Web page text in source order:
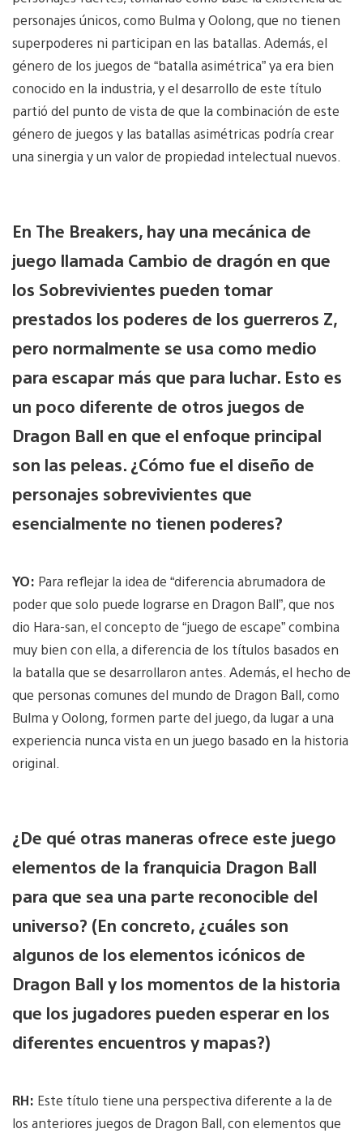
personajes únicos, como Bulma y Oolong, que no tienen
superpoderes ni participan en las batallas. Además, el
género de los juegos de “batalla asimétrica” ya era bien
conocido en la industria, y el desarrollo de este título
partió del punto de vista de que la combinación de este
género de juegos y las batallas asimétricas podría crear
una sinergia y un valor de propiedad intelectual nuevos.
En The Breakers, hay una mecánica de
juego llamada Cambio de dragón en que
los Sobrevivientes pueden tomar
prestados los poderes de los guerreros Z,
pero normalmente se usa como medio
para escapar más que para luchar. Esto es
un poco diferente de otros juegos de
Dragon Ball en que el enfoque principal
son las peleas. ¿Cómo fue el diseño de
personajes sobrevivientes que
esencialmente no tienen poderes?
YO: Para reflejar la idea de “diferencia abrumadora de
poder que solo puede lograrse en Dragon Ball”, que nos
dio Hara-san, el concepto de “juego de escape” combina
muy bien con ella, a diferencia de los títulos basados en
la batalla que se desarrollaron antes. Además, el hecho de
que personas comunes del mundo de Dragon Ball, como
Bulma y Oolong, formen parte del juego, da lugar a una
experiencia nunca vista en un juego basado en la historia
original.
¿De qué otras maneras ofrece este juego
elementos de la franquicia Dragon Ball
para que sea una parte reconocible del
universo? (En concreto, ¿cuáles son
algunos de los elementos icónicos de
Dragon Ball y los momentos de la historia
que los jugadores pueden esperar en los
diferentes encuentros y mapas?)
RH: Este título tiene una perspectiva diferente a la de
los anteriores juegos de Dragon Ball, con elementos que